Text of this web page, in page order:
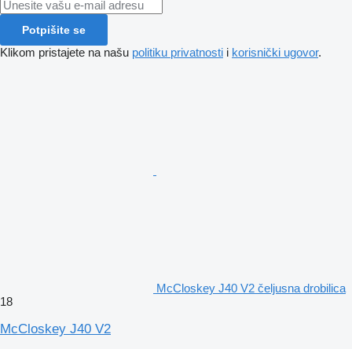
Potpišite se
Klikom pristajete na našu politiku privatnosti i korisnički ugovor.
McCloskey J40 V2 čeljusna drobilica
18
McCloskey J40 V2